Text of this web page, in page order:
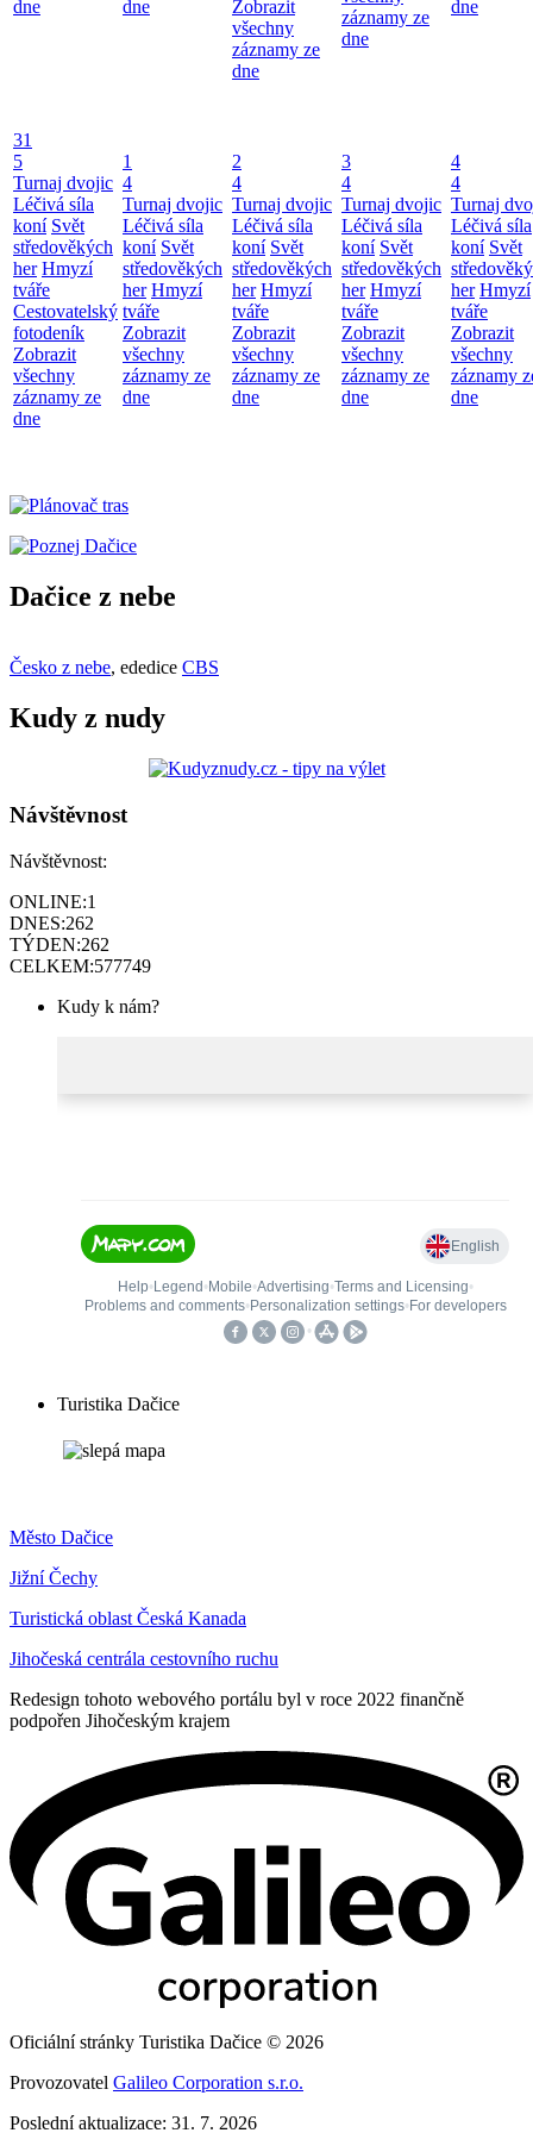
dne
dne
Zobrazit
všechny
záznamy ze
dne
záznamy ze
dne
dne
31
5
Turnaj dvojic
Léčivá síla
koní Svět
středověkých
her Hmyzí
tváře
Cestovatelský
fotodeník
Zobrazit
všechny
záznamy ze
dne
1
4
Turnaj dvojic
Léčivá síla
koní Svět
středověkých
her Hmyzí
tváře
Zobrazit
všechny
záznamy ze
dne
2
4
Turnaj dvojic
Léčivá síla
koní Svět
středověkých
her Hmyzí
tváře
Zobrazit
všechny
záznamy ze
dne
3
4
Turnaj dvojic
Léčivá síla
koní Svět
středověkých
her Hmyzí
tváře
Zobrazit
všechny
záznamy ze
dne
4
4
Turnaj
Léčivá síla
koní Svět
her Hmyzí
tváře
Zobrazit
všechny
záznamy
dne
Dačice z nebe
Česko z nebe, ededice CBS
Kudy z nudy
Návštěvnost
Návštěvnost:
ONLINE:1
DNES:262
TÝDEN:262
CELKEM:577749
Kudy k nám?
Turistika Dačice
Město Dačice
Jižní Čechy
Turistická oblast Česká Kanada
Jihočeská centrála cestovního ruchu
Redesign tohoto webového portálu byl v roce 2022 finančně
podpořen Jihočeským krajem
Oficiální stránky Turistika Dačice © 2026
Provozovatel Galileo Corporation s.r.o.
Poslední aktualizace: 31. 7. 2026